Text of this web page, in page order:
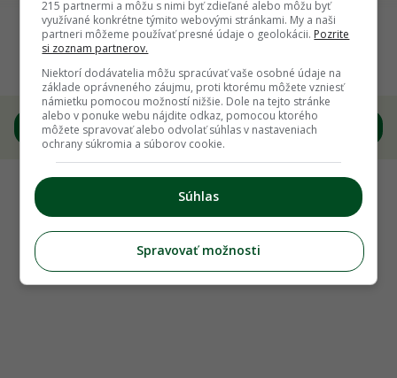
Späť na článok
Blíži sa Víkend otvorených parkov a záhrad.
7/12
215 partnermi a môžu s nimi byť zdieľané alebo môžu byť
využívané konkrétne týmito webovými stránkami. My a naši
partneri môžeme používať presné údaje o geolokácii. Pozrite
si zoznam partnerov.
Niektorí dodávatelia môžu spracúvať vaše osobné údaje na
základe oprávneného záujmu, proti ktorému môžete vzniesť
námietku pomocou možností nižšie. Dole na tejto stránke
alebo v ponuke webu nájdite odkaz, pomocou ktorého
môžete spravovať alebo odvolať súhlas v nastaveniach
ochrany súkromia a súborov cookie.
Súhlas
Spravovať možnosti